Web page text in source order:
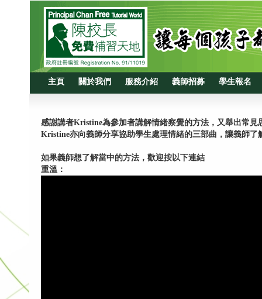
主頁 關於我們 服務介紹 義師招募 學生報名
感謝講者Kristine為參加者講解情緒察覺的方法，又舉出常
Kristine亦向義師分享協助學生處理情緒的三部曲，讓義師
如果義師想了解當中的方法，歡迎按以下連結
重溫：